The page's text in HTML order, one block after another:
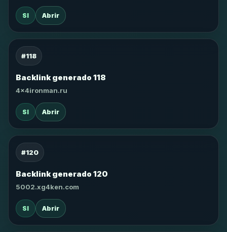
SI Abrir
#118
Backlink generado 118
4x4ironman.ru
SI Abrir
#120
Backlink generado 120
5002.xg4ken.com
SI Abrir